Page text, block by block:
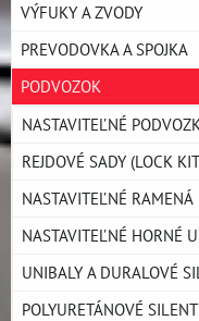
VÝFUKY A ZVODY
PREVODOVKA A SPOJKA
PODVOZOK
NASTAVITEĽNÉ
REJDOVÉ SADY (LOCK
NASTAVITEĽNÉ RAMENÁ
NASTAVITEĽNÉ HORNÉ
UNIBALY A DURALOVÉ
POLYURETÁNOVÉ